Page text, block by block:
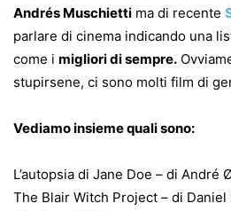
Andrés Muschietti ma di recente
parlare di cinema indicando una
come i migliori di sempre.
stupirsene, ci sono molti film di
Vediamo insieme quali sono:
L’autopsia di Jane Doe – di André
The Blair Witch Project – di